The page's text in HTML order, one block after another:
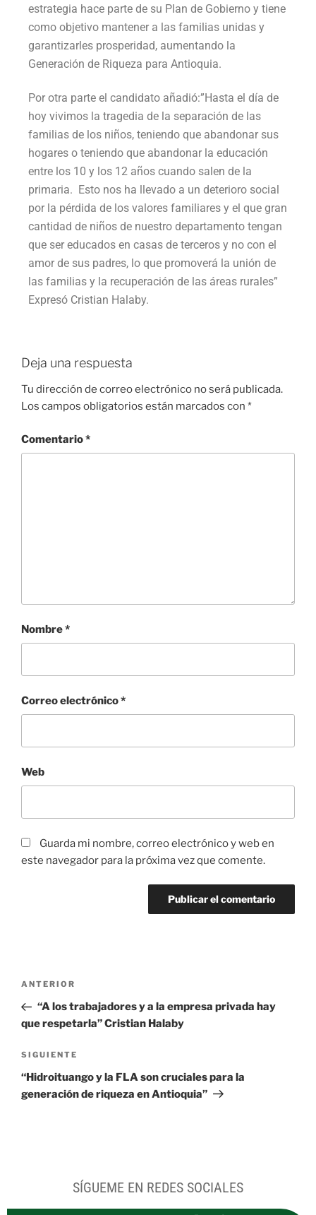
estrategia hace parte de su Plan de Gobierno y tiene
como objetivo mantener a las familias unidas y
garantizarles prosperidad, aumentando la
Generación de Riqueza para Antioquia.
Por otra parte el candidato añadió:”Hasta el día de
hoy vivimos la tragedia de la separación de las
familias de los niños, teniendo que abandonar sus
hogares o teniendo que abandonar la educación
entre los 10 y los 12 años cuando salen de la
primaria. Esto nos ha llevado a un deterioro social
por la pérdida de los valores familiares y el que gran
cantidad de niños de nuestro departamento tengan
que ser educados en casas de terceros y no con el
amor de sus padres, lo que promoverá la unión de
las familias y la recuperación de las áreas rurales”
Expresó Cristian Halaby.
Deja una respuesta
Tu dirección de correo electrónico no será publicada.
Los campos obligatorios están marcados con *
Comentario*
Nombre*
Correo electrónico*
Web
Guarda mi nombre, correo electrónico y web en
este navegador para la próxima vez que comente.
ANTERIOR
“A los trabajadores y a la empresa privada hay
que respetarla” Cristian Halaby
SIGUIENTE
“Hidroituango y la FLA son cruciales para la
generación de riqueza en Antioquia”
SÍGUEME EN REDES SOCIALES